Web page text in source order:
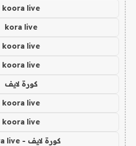
koora live
kora live
koora live
koora live
كورة لايف
koora live
koora live
كورة لايف - koora live